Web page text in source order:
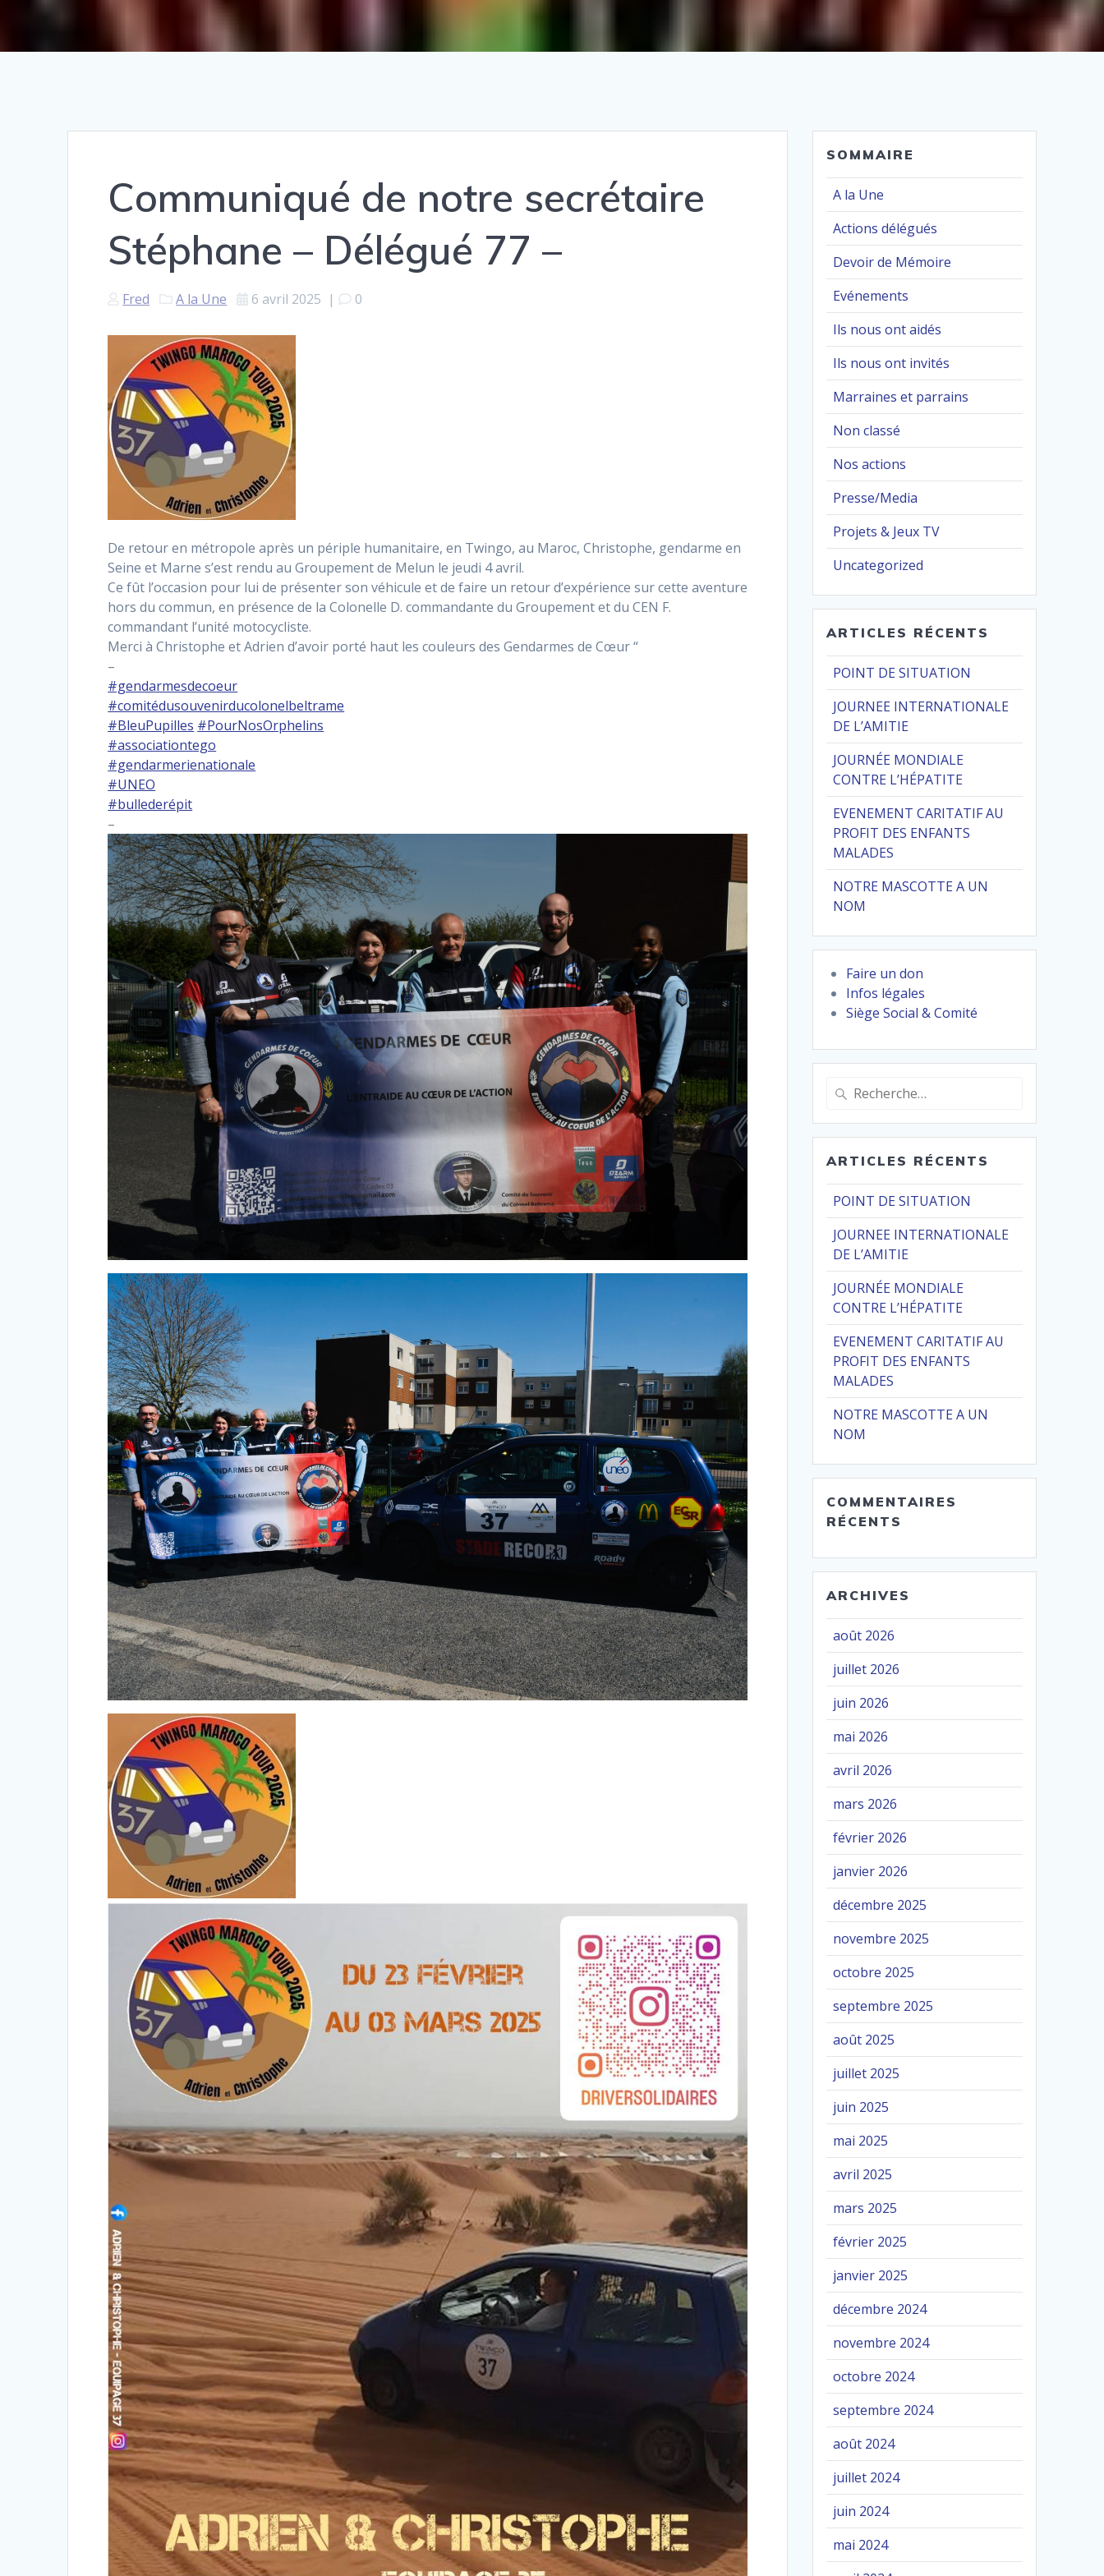
Communiqué de notre secrétaire
Stéphane – Délégué 77 –
Fred A la Une 6 avril 2025 | 0
De retour en métropole après un périple humanitaire, en Twingo, au Maroc, Christophe, gendarme en
Seine et Marne s’est rendu au Groupement de Melun le jeudi 4 avril.
Ce fût l’occasion pour lui de présenter son véhicule et de faire un retour d’expérience sur cette aventure
hors du commun, en présence de la Colonelle D. commandante du Groupement et du CEN F.
commandant l’unité motocycliste.
Merci à Christophe et Adrien d’avoir porté haut les couleurs des Gendarmes de Cœur “
–
#gendarmesdecoeur
#comitédusouvenirducolonelbeltrame
#BleuPupilles #PourNosOrphelins
#associationtego
#gendarmerienationale
#UNEO
#bullederépit
–
SOMMAIRE
A la Une
Actions délégués
Devoir de Mémoire
Evénements
Ils nous ont aidés
Ils nous ont invités
Marraines et parrains
Non classé
Nos actions
Presse/Media
Projets & Jeux TV
Uncategorized
ARTICLES RÉCENTS
POINT DE SITUATION
JOURNEE INTERNATIONALE
DE L’AMITIE
JOURNÉE MONDIALE
CONTRE L’HÉPATITE
EVENEMENT CARITATIF AU
PROFIT DES ENFANTS
MALADES
NOTRE MASCOTTE A UN
NOM
Faire un don
Infos légales
Siège Social & Comité
Recherche
:
ARTICLES RÉCENTS
POINT DE SITUATION
JOURNEE INTERNATIONALE
DE L’AMITIE
JOURNÉE MONDIALE
CONTRE L’HÉPATITE
EVENEMENT CARITATIF AU
PROFIT DES ENFANTS
MALADES
NOTRE MASCOTTE A UN
NOM
COMMENTAIRES
RÉCENTS
ARCHIVES
août 2026
juillet 2026
juin 2026
mai 2026
avril 2026
mars 2026
février 2026
janvier 2026
décembre 2025
novembre 2025
octobre 2025
septembre 2025
août 2025
juillet 2025
juin 2025
mai 2025
avril 2025
mars 2025
février 2025
janvier 2025
décembre 2024
novembre 2024
octobre 2024
septembre 2024
août 2024
juillet 2024
juin 2024
mai 2024